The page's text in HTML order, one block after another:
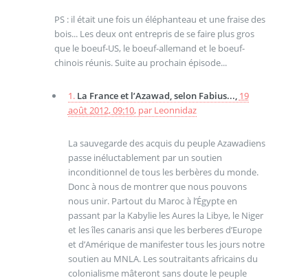
PS : il était une fois un éléphanteau et une fraise des
bois... Les deux ont entrepris de se faire plus gros
que le boeuf-US, le boeuf-allemand et le boeuf-
chinois réunis. Suite au prochain épisode...
1. La France et l’Azawad, selon Fabius..., 19
août 2012, 09:10, par Leonnidaz
La sauvegarde des acquis du peuple Azawadiens
passe inéluctablement par un soutien
inconditionnel de tous les berbères du monde.
Donc à nous de montrer que nous pouvons
nous unir. Partout du Maroc à l’Égypte en
passant par la Kabylie les Aures la Libye, le Niger
et les îles canaris ansi que les berberes d’Europe
et d’Amérique de manifester tous les jours notre
soutien au MNLA. Les soutraitants africains du
colonialisme mâteront sans doute le peuple